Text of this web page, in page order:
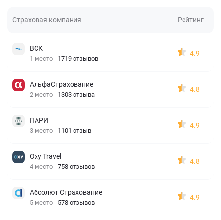
Страховая компания Рейтинг
ВСК
1 место 1719 отзывов
4.9
АльфаСтрахование
2 место 1303 отзыва
4.8
ПАРИ
3 место 1101 отзыв
4.9
Oxy Travel
4 место 758 отзывов
4.8
Абсолют Страхование
5 место 578 отзывов
4.9